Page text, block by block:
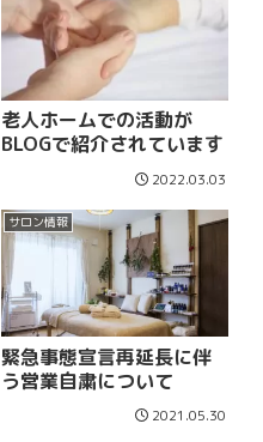
老人ホームでの活動が
BLOGで紹介されています
2022.03.03
サロン情報
緊急事態宣言再延長に伴
う営業自粛について
2021.05.30